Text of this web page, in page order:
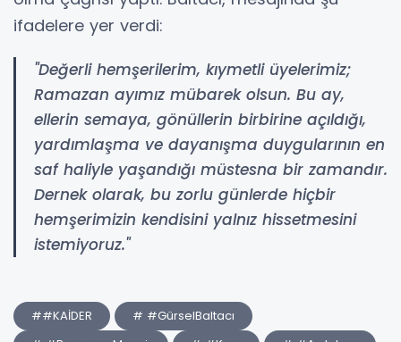
ifadelere yer verdi:
"Değerli hemşerilerim, kıymetli üyelerimiz;
Ramazan ayımız mübarek olsun. Bu ay,
ellerin semaya, gönüllerin birbirine açıldığı,
yardımlaşma ve dayanışma duygularının en
saf haliyle yaşandığı müstesna bir zamandır.
Dernek olarak, bu zorlu günlerde hiçbir
hemşerimizin kendisini yalnız hissetmesini
istemiyoruz."
##KAİDER
# #GürselBaltacı